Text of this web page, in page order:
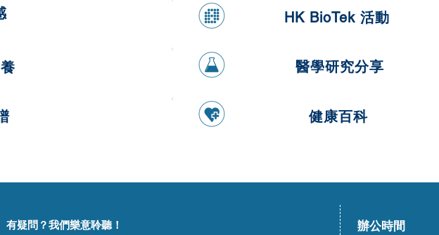
HK BioTek 活動
醫學研究分享
健康百科
有疑問？我們樂意聆聽！
辦公時間